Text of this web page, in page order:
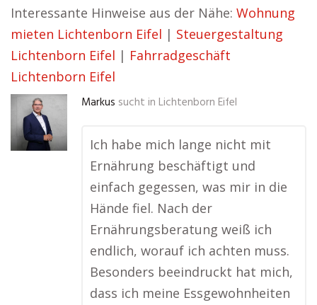
Interessante Hinweise aus der Nähe: Wohnung
mieten Lichtenborn Eifel | Steuergestaltung
Lichtenborn Eifel | Fahrradgeschäft
Lichtenborn Eifel
Markus sucht in Lichtenborn Eifel
Ich habe mich lange nicht mit
Ernährung beschäftigt und
einfach gegessen, was mir in die
Hände fiel. Nach der
Ernährungsberatung weiß ich
endlich, worauf ich achten muss.
Besonders beeindruckt hat mich,
dass ich meine Essgewohnheiten